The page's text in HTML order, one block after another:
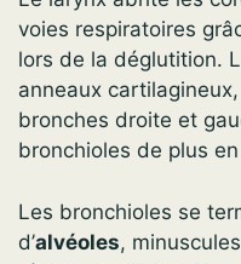
voies respiratoires
lors de la déglutition.
anneaux
bronches droite et
bronchioles de plus
Les bronchioles se
d’alvéoles,